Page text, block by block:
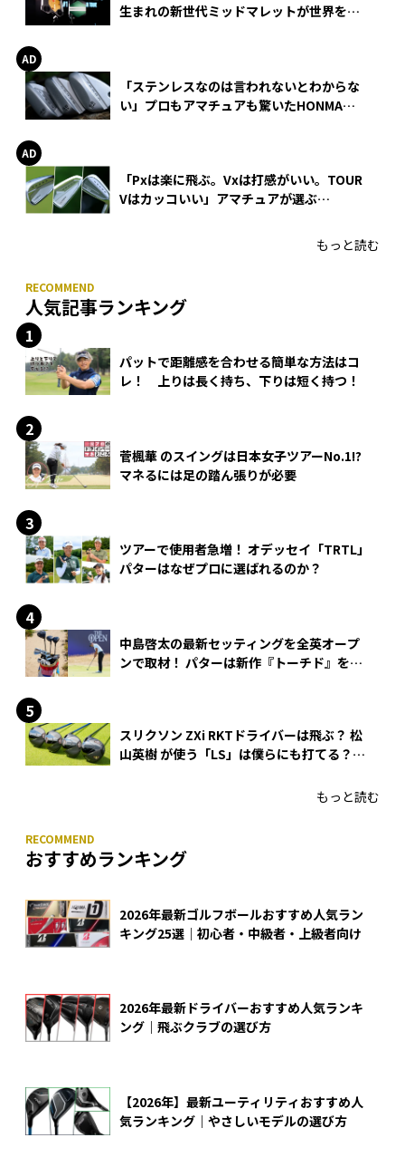
生まれの新世代ミッドマレットが世界を席
「ステンレスなのは言われないとわからな
い」プロもアマチュアも驚いたHONMA
「Pxは楽に飛ぶ。Vxは打感がいい。TOUR
Vはカッコいい」アマチュアが選ぶ
もっと読む
人気記事ランキング
パットで距離感を合わせる簡単な方法はコ
レ！ 上りは長く持ち、下りは短く持つ！
菅楓華 のスイングは日本女子ツアーNo.1!?
マネるには足の踏ん張りが必要
ツアーで使用者急増！ オデッセイ「TRTL」
パターはなぜプロに選ばれるのか？
中島啓太の最新セッティングを全英オープ
ンで取材！ パターは新作『トーチド』を投
スリクソン ZXi RKTドライバーは飛ぶ？ 松
山英樹 が使う「LS」は僕らにも打てる？
もっと読む
おすすめランキング
2026年最新ゴルフボールおすすめ人気ラン
キング25選｜初心者・中級者・上級者向け
2026年最新ドライバーおすすめ人気ランキ
ング｜飛ぶクラブの選び方
【2026年】最新ユーティリティおすすめ人
気ランキング｜やさしいモデルの選び方